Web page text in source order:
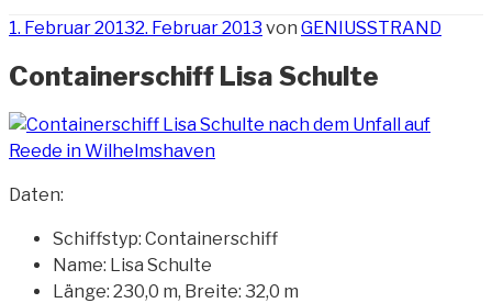
Veröffentlicht
1. Februar 20132. Februar 2013 von GENIUSSTRAND
Containerschiff Lisa Schulte
Daten:
Schiffstyp: Containerschiff
Name: Lisa Schulte
Länge: 230,0 m, Breite: 32,0 m